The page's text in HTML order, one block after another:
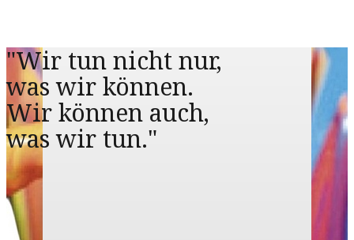
"Wir tun nicht nur,
was wir können.
Wir können auch,
was wir tun."